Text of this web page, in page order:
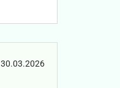
30.03.2026